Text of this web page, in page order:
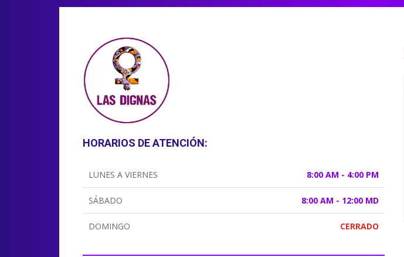
HORARIOS DE ATENCIÓN:
LUNES A VIERNES 8:00 AM - 4:00 PM
SÁBADO 8:00 AM - 12:00 MD
DOMINGO CERRADO